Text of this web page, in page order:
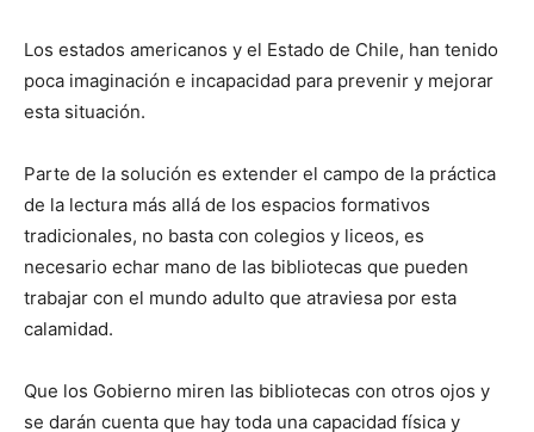
Los estados americanos y el Estado de Chile, han tenido
poca imaginación e incapacidad para prevenir y mejorar
esta situación.
Parte de la solución es extender el campo de la práctica
de la lectura más allá de los espacios formativos
tradicionales, no basta con colegios y liceos, es
necesario echar mano de las bibliotecas que pueden
trabajar con el mundo adulto que atraviesa por esta
calamidad.
Que los Gobierno miren las bibliotecas con otros ojos y
se darán cuenta que hay toda una capacidad física y